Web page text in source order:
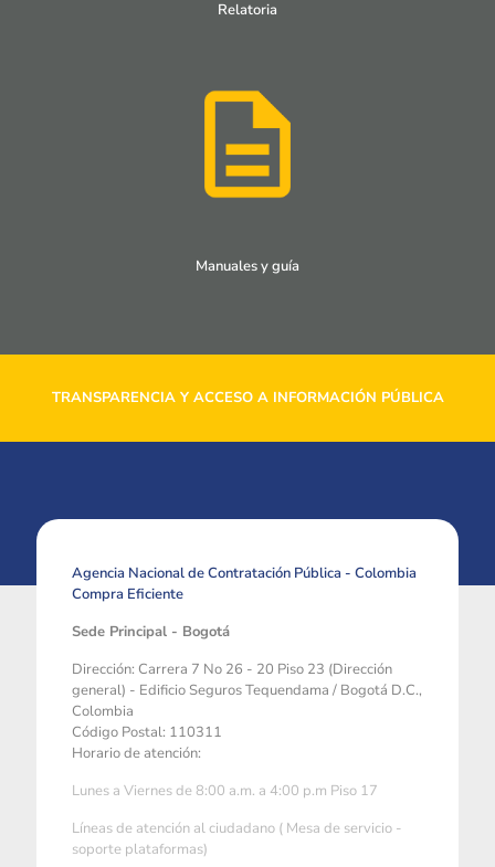
Relatoria
Manuales y guía
TRANSPARENCIA Y ACCESO A INFORMACIÓN PÚBLICA
Agencia Nacional de Contratación Pública - Colombia
Compra Eficiente
Sede Principal - Bogotá
Dirección: Carrera 7 No 26 - 20 Piso 23 (Dirección
general) - Edificio Seguros Tequendama / Bogotá D.C.,
Colombia
Código Postal: 110311
Horario de atención:
Lunes a Viernes de 8:00 a.m. a 4:00 p.m Piso 17
Líneas de atención al ciudadano ( Mesa de servicio -
soporte plataformas)